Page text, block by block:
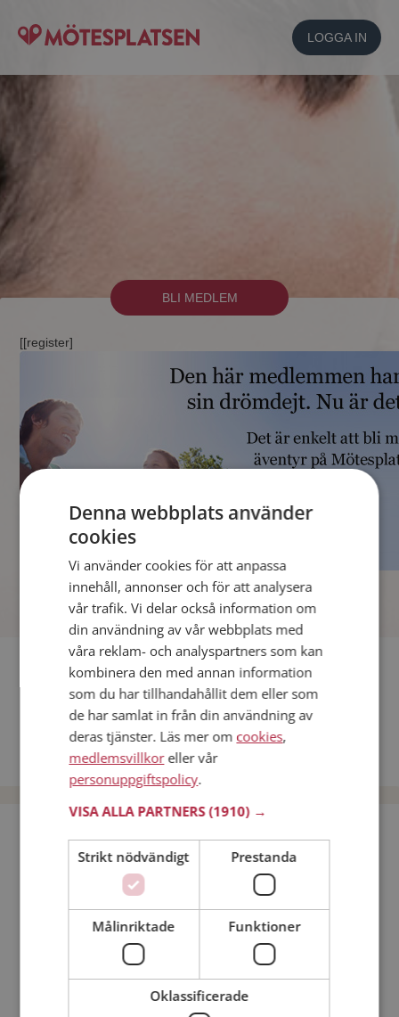
LOGGA IN
BLI MEDLEM
[[register]
Fler singlar
Andra singlar från Stockholm
Dejta män i Sverige
Dejta kvinnor i Sverige
Bli medlem utan kostnad!
Kvinna
Min ålder:
Denna webbplats använder
cookies
Vi använder cookies för att anpassa
innehåll, annonser och för att analysera
vår trafik. Vi delar också information om
din användning av vår webbplats med
våra reklam- och analyspartners som kan
kombinera den med annan information
som du har tillhandahållit dem eller som
de har samlat in från din användning av
deras tjänster. Läs mer om cookies,
medlemsvillkoreller vår
personuppgiftspolicy.
VISA ALLA PARTNERS(1910) →
Strikt nödvändigt Prestanda
Målinriktade Funktioner
Oklassificerade